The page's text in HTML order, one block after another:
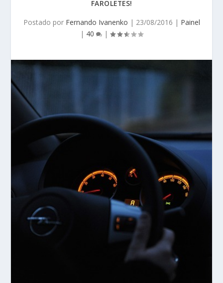
FAROLETES!
Postado por Fernando Ivanenko | 23/08/2016 | Painel
| 40 |